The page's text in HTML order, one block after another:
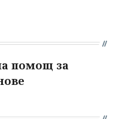
помощ за